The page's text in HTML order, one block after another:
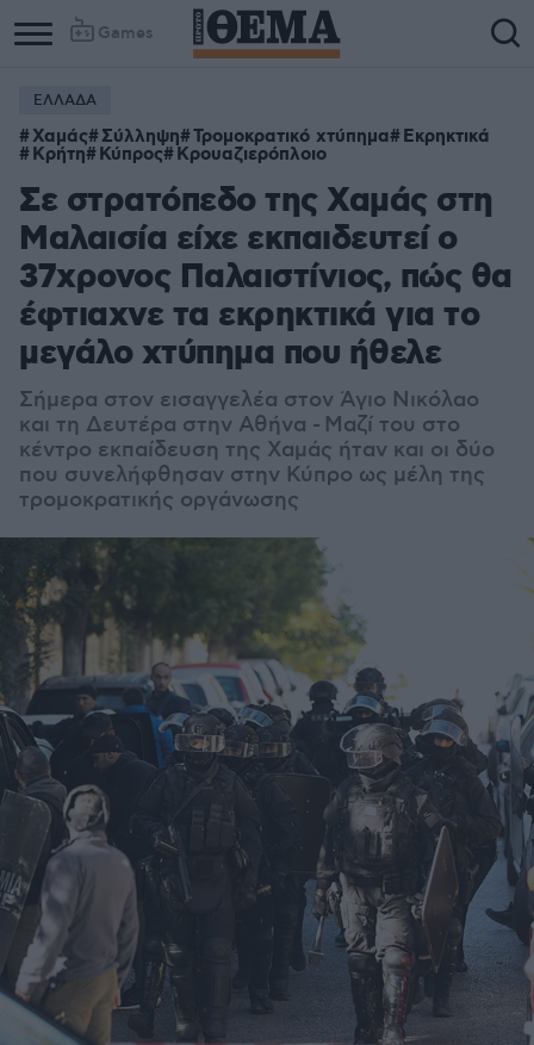
Games
ΕΛΛΑΔΑ
Χαμάς Σύλληψη Τρομοκρατικό χτύπημα Εκρηκτικά
Κρήτη Κύπρος Κρουαζιερόπλοιο
Σε στρατόπεδο της Χαμάς στη
Μαλαισία είχε εκπαιδευτεί ο
37χρονος Παλαιστίνιος, πώς θα
έφτιαχνε τα εκρηκτικά για το
μεγάλο χτύπημα που ήθελε
Σήμερα στον εισαγγελέα στον Άγιο Νικόλαο
και τη Δευτέρα στην Αθήνα - Μαζί του στο
κέντρο εκπαίδευση της Χαμάς ήταν και οι δύο
που συνελήφθησαν στην Κύπρο ως μέλη της
τρομοκρατικής οργάνωσης